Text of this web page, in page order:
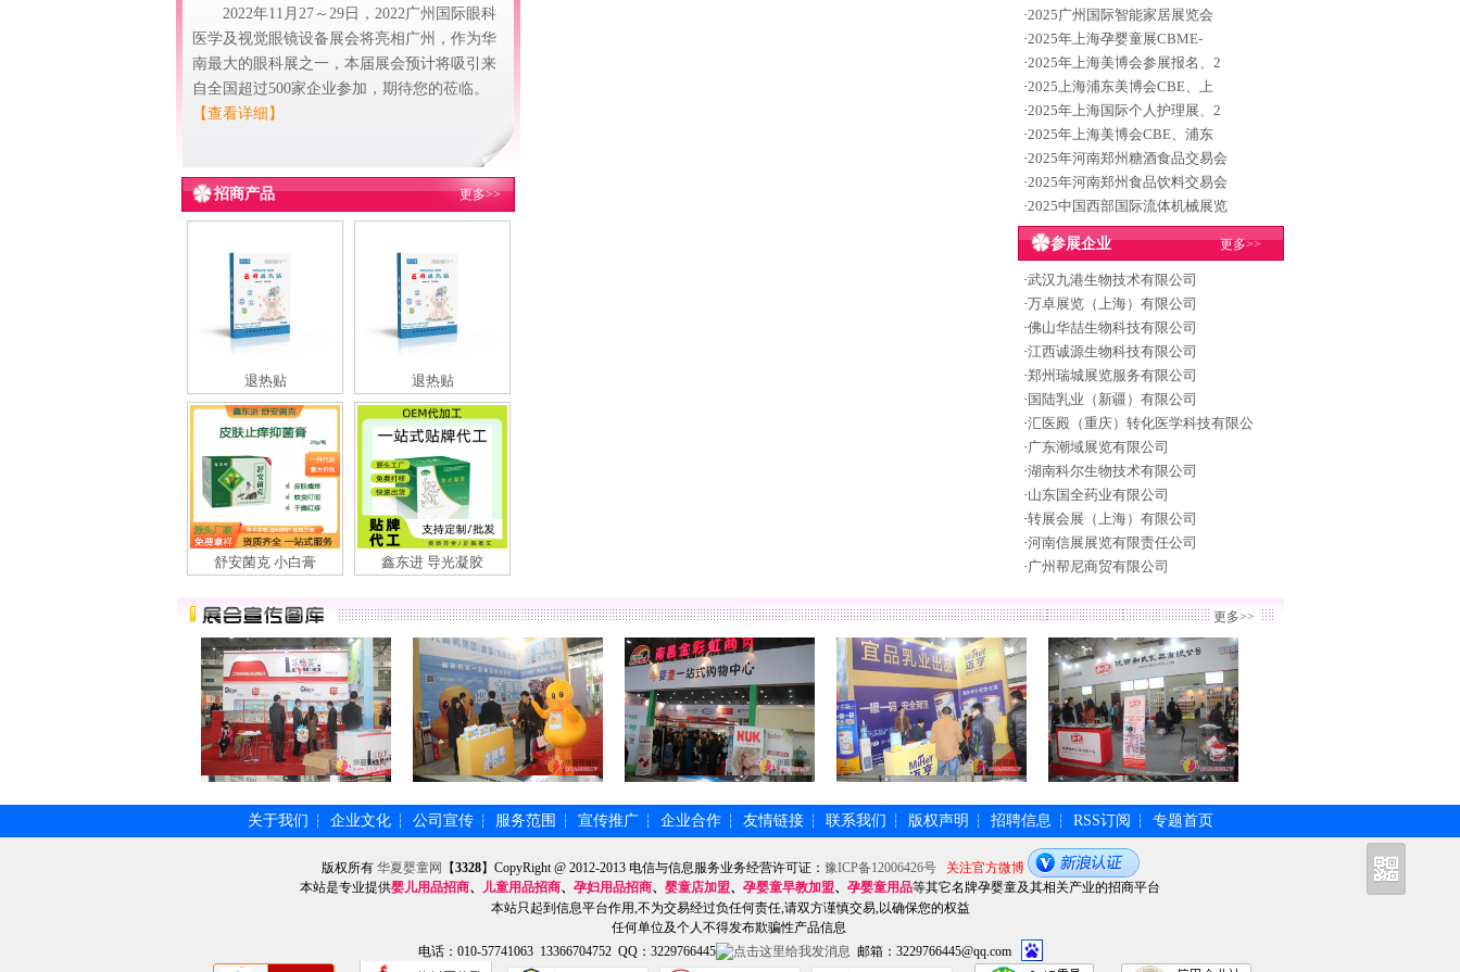
2022年11月27～29日，2022广州国际眼科
医学及视觉眼镜设备展会将亮相广州，作为华
南最大的眼科展之一，本届展会预计将吸引来
自全国超过500家企业参加，期待您的莅临。
【查看详细】
招商产品 更多>>
退热贴 退热贴
舒安菌克 小白膏 鑫东进 导光凝胶
·2025广州国际智能家居展览会
·2025年上海孕婴童展CBME-
·2025年上海美博会参展报名、2
·2025上海浦东美博会CBE、上
·2025年上海国际个人护理展、2
·2025年上海美博会CBE、浦东
·2025年河南郑州糖酒食品交易会
·2025年河南郑州食品饮料交易会
·2025中国西部国际流体机械展览
参展企业 更多>>
·武汉九港生物技术有限公司
·万卓展览（上海）有限公司
·佛山华喆生物科技有限公司
·江西诚源生物科技有限公司
·郑州瑞城展览服务有限公司
· 国陆乳业（新疆）有限公司
·汇医殿（重庆）转化医学科技有限公
·广东潮域展览有限公司
·湖南科尔生物技术有限公司
·山东国全药业有限公司
·转展会展（上海）有限公司
·河南信展展览有限责任公司
·广州帮尼商贸有限公司
更多>>
关于我们 ┆ 企业文化 ┆ 公司宣传 ┆ 服务范围 ┆ 宣传推广 ┆ 企业合作 ┆ 友情链接 ┆ 联系我们 ┆ 版权声明 ┆ 招聘信息 ┆ RSS订阅 ┆ 专题首页
版权所有 华夏婴童网 【3328】CopyRight @ 2012-2013 电信与信息服务业务经营许可证： 豫ICP备12006426号
关注官方微博
本站是专业提供婴儿用品招商、 儿童用品招商、 孕妇用品招商、 婴童店加盟、 孕婴童早教加盟、 孕婴童用品等其它名牌孕婴童及其相关产业的招商平台
本站只起到信息平台作用,不为交易经过负任何责任,请双方谨慎交易,以确保您的权益
任何单位及个人不得发布欺骗性产品信息
电话：010-57741063 13366704752 QQ：3229766445
邮箱：3229766445@qq.com